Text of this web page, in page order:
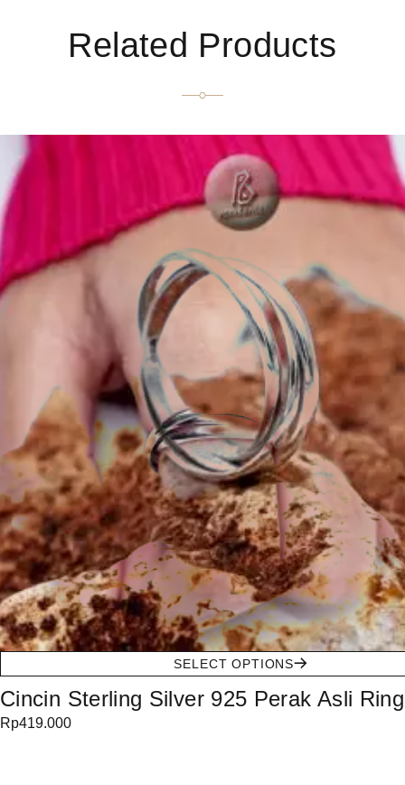
Related Products
SELECT OPTIONS
Cincin Sterling Silver 925 Perak Asli
Rp419.000